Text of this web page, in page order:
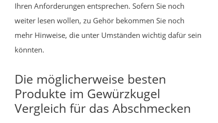
Ihren Anforderungen entsprechen. Sofern Sie noch
weiter lesen wollen, zu Gehör bekommen Sie noch
mehr Hinweise, die unter Umständen wichtig dafür sein
könnten.
Die möglicherweise besten
Produkte im Gewürzkugel
Vergleich für das Abschmecken